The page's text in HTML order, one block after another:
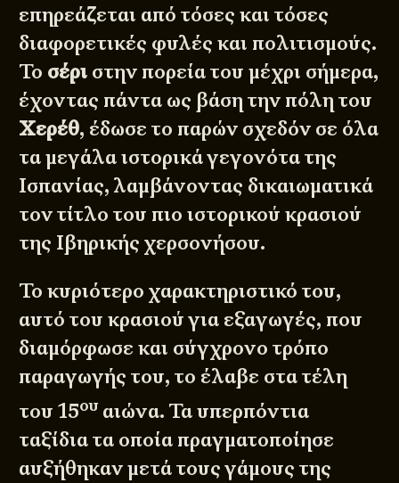
επηρεάζεται από τόσες και τόσες
διαφορετικές φυλές και πολιτισμούς.
Το σέρι στην πορεία του μέχρι σήμερα,
έχοντας πάντα ως βάση την πόλη του
Χερέθ, έδωσε το παρών σχεδόν σε όλα
τα μεγάλα ιστορικά γεγονότα της
Ισπανίας, λαμβάνοντας δικαιωματικά
τον τίτλο του πιο ιστορικού κρασιού
της Ιβηρικής χερσονήσου.
Το κυριότερο χαρακτηριστικό του,
αυτό του κρασιού για εξαγωγές, που
διαμόρφωσε και σύγχρονο τρόπο
παραγωγής του, το έλαβε στα τέλη
του 15ουαιώνα. Τα υπερπόντια
ταξίδια τα οποία πραγματοποίησε
αυξήθηκαν μετά τους γάμους της